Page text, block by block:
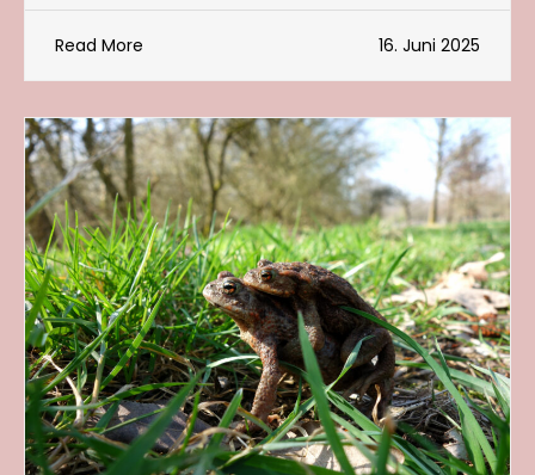
Read More 16. Juni 2025